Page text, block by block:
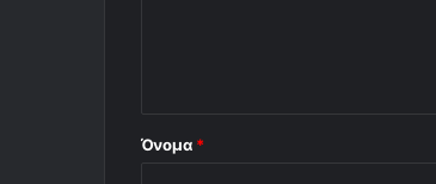
Όνομα *